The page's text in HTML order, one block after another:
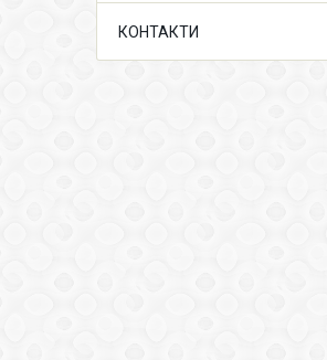
КОНТАКТИ